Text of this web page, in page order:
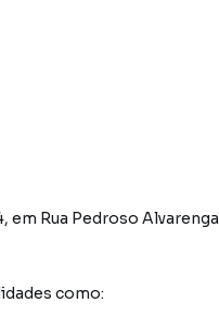
, em Rua Pedroso Alvarenga
como: